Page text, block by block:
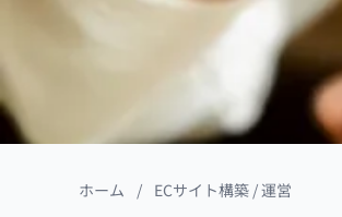
ホーム / ECサイト構築 / 運営